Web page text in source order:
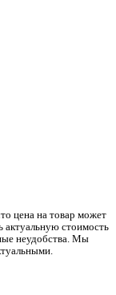
цена на товар может
актуальную стоимость
неудобства. Мы